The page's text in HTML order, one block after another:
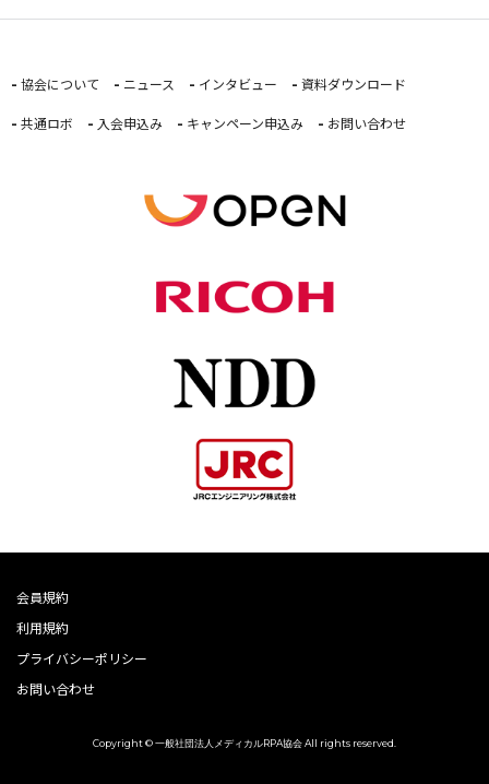
協会について ニュース インタビュー 資料ダウンロード
共通ロボ 入会申込み キャンペーン申込み お問い合わせ
会員規約
利用規約
プライバシーポリシー
お問い合わせ
Copyright © 一般社団法人メディカルRPA協会 All rights reserved.